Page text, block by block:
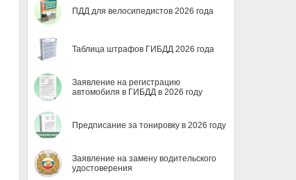
ПДД для велосипедистов 2026 года
Таблица штрафов ГИБДД 2026 года
Заявление на регистрацию
автомобиля в ГИБДД в 2026 году
Предписание за тонировку в 2026 году
Заявление на замену водительского
удостоверения